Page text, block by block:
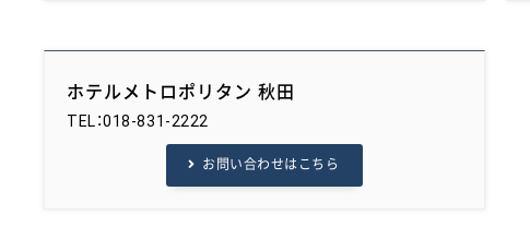
ホテルメトロポリタン 秋田
TEL：018-831-2222
お問い合わせはこちら